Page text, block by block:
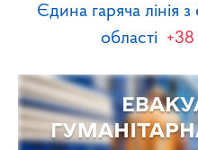
Єдина гаряча лінія з
області